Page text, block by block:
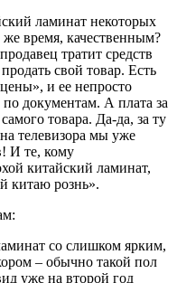
ламинат некоторых
время, качественным?
тратит средств
свой товар. Есть
и ее непросто
документам. А плата за
товара. Да-да, за ту
телевизора мы уже
И те, кому
китайский ламинат,
китаю рознь».
со слишком ярким,
– обычно такой пол
уже на второй год